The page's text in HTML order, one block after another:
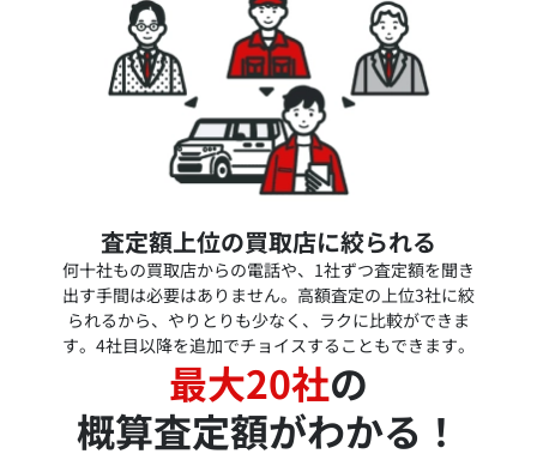
査定額上位の買取店に絞られる
何十社もの買取店からの電話や、1社ずつ査定額を聞き
出す手間は必要はありません。高額査定の上位3社に絞
られるから、やりとりも少なく、ラクに比較ができま
す。4社目以降を追加でチョイスすることもできます。
最大20社の
概算査定額がわかる！